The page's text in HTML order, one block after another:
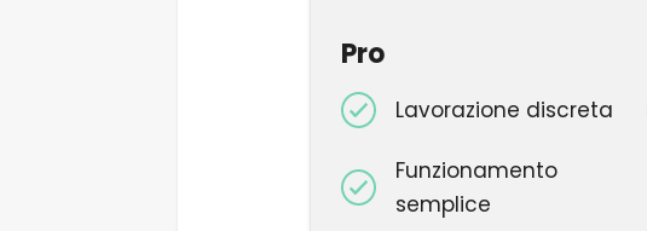
Pro
Lavorazione discreta
Funzionamento
semplice